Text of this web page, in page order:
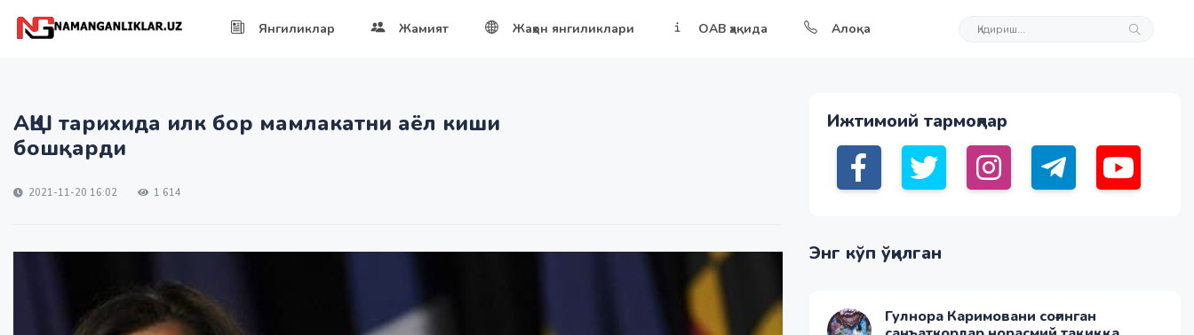
Янгиликлар Жамият Жаҳон янгиликлари ОАВ ҳақида Алоқа
АҚШ тарихида илк бор мамлакатни аёл киши
бошқарди
2021-11-20 16:02 1 614
Ижтимоий тармоқлар
Энг кўп ўқилган
Гулнора Каримовани соғинган